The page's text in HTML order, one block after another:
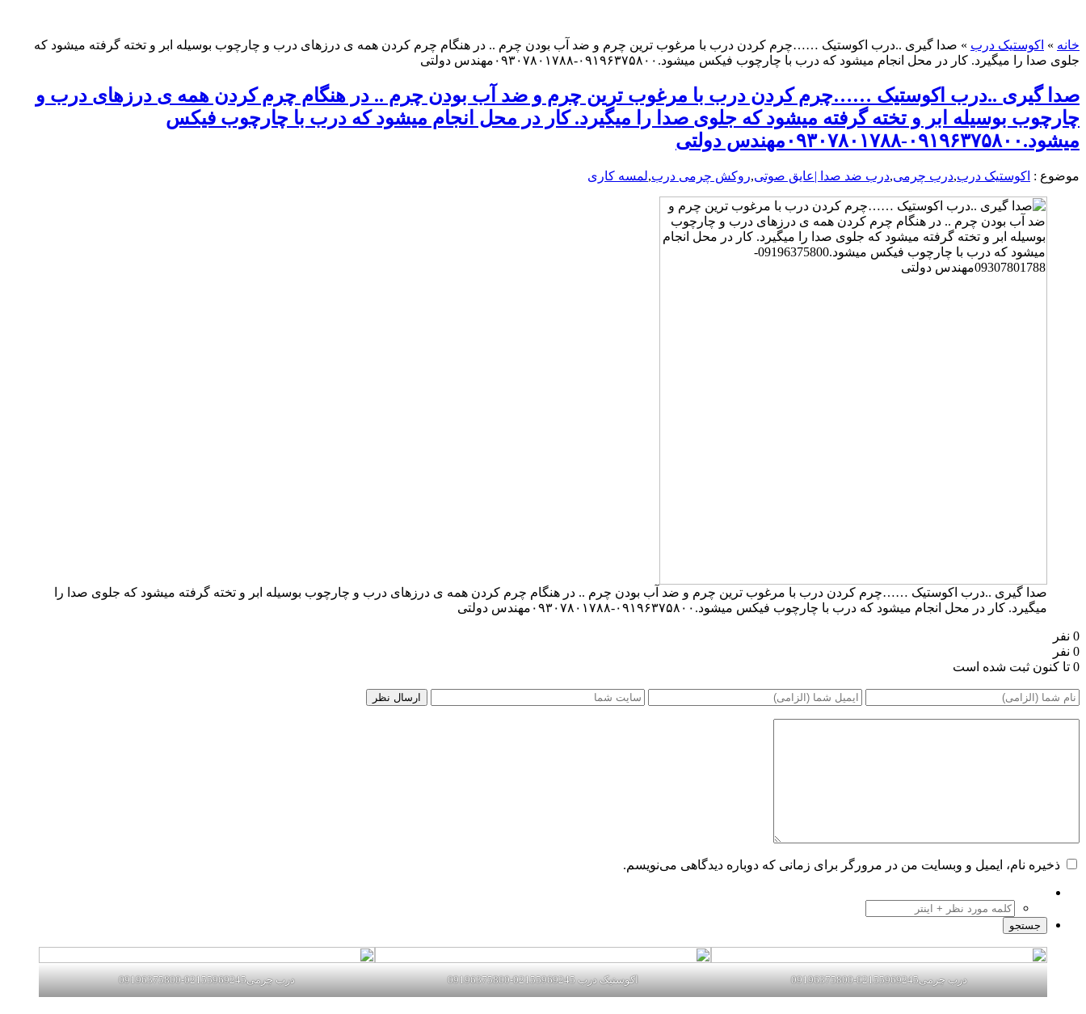
خانه » اکوستیک درب » صدا گیری ..درب اکوستیک ……چرم کردن درب با مرغوب ترین چرم و ضد آب بودن چرم .. در هنگام چرم کردن همه ی درزهای درب و چارچوب بوسیله ابر و تخته گرفته میشود که
جلوی صدا را میگیرد. کار در محل انجام میشود که درب با چارچوب فیکس میشود.۰۹۱۹۶۳۷۵۸۰۰-۰۹۳۰۷۸۰۱۷۸۸مهندس دولتی
صدا گیری ..درب اکوستیک ……چرم کردن درب با مرغوب ترین چرم و ضد آب بودن چرم .. در هنگام چرم کردن همه ی درزهای درب و
چارچوب بوسیله ابر و تخته گرفته میشود که جلوی صدا را میگیرد. کار در محل انجام میشود که درب با چارچوب فیکس
میشود.۰۹۱۹۶۳۷۵۸۰۰-۰۹۳۰۷۸۰۱۷۸۸مهندس دولتی
موضوع : اکوستیک درب,درب چرمی,درب ضد صدا |عایق صوتی,روکش چرمی درب,لمسه کاری
صدا گیری ..درب اکوستیک ……چرم کردن درب با مرغوب ترین چرم و ضد آب بودن چرم .. در هنگام چرم کردن همه ی درزهای درب و چارچوب بوسیله ابر و تخته گرفته میشود که جلوی صدا را
میگیرد. کار در محل انجام میشود که درب با چارچوب فیکس میشود.۰۹۱۹۶۳۷۵۸۰۰-۰۹۳۰۷۸۰۱۷۸۸مهندس دولتی
0 نفر
0 نفر
0 تا کنون ثبت شده است
ذخیره نام، ایمیل و وبسایت من در مرورگر برای زمانی که دوباره دیدگاهی می‌نویسم.
درب چرمی02155969245-09196375800 اکوستیک درب 02155969245-09196375800 درب چرمی02155969245-09196375800